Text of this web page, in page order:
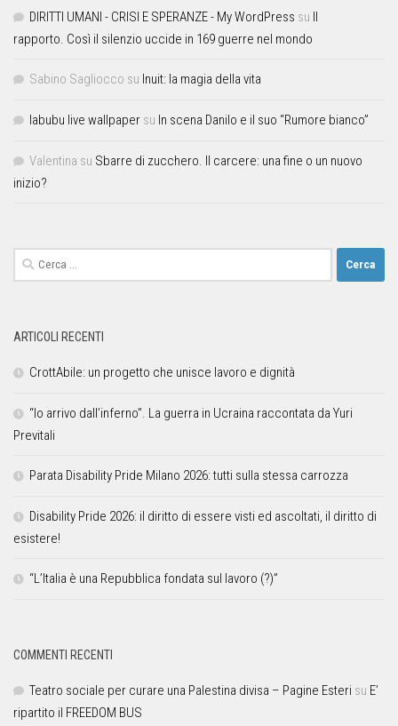
DIRITTI UMANI - CRISI E SPERANZE - My WordPress su Il
rapporto. Così il silenzio uccide in 169 guerre nel mondo
Sabino Sagliocco su Inuit: la magia della vita
labubu live wallpaper su In scena Danilo e il suo “Rumore bianco”
Valentina su Sbarre di zucchero. Il carcere: una fine o un nuovo
inizio?
ARTICOLI RECENTI
CrottAbile: un progetto che unisce lavoro e dignità
“Io arrivo dall’inferno”. La guerra in Ucraina raccontata da Yuri
Previtali
Parata Disability Pride Milano 2026: tutti sulla stessa carrozza
Disability Pride 2026: il diritto di essere visti ed ascoltati, il diritto di
esistere!
“L’Italia è una Repubblica fondata sul lavoro (?)”
COMMENTI RECENTI
Teatro sociale per curare una Palestina divisa – Pagine Esteri su E’
ripartito il FREEDOM BUS